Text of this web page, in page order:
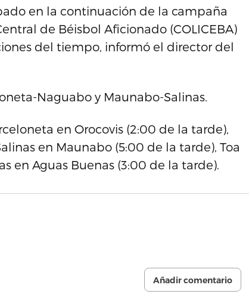
en la continuación de la campaña
de Béisbol Aficionado (COLICEBA)
del tiempo, informó el director del
Naguabo y Maunabo-Salinas.
en Orocovis (2:00 de la tarde),
en Maunabo (5:00 de la tarde), Toa
en Aguas Buenas (3:00 de la tarde).
Añadir comentario